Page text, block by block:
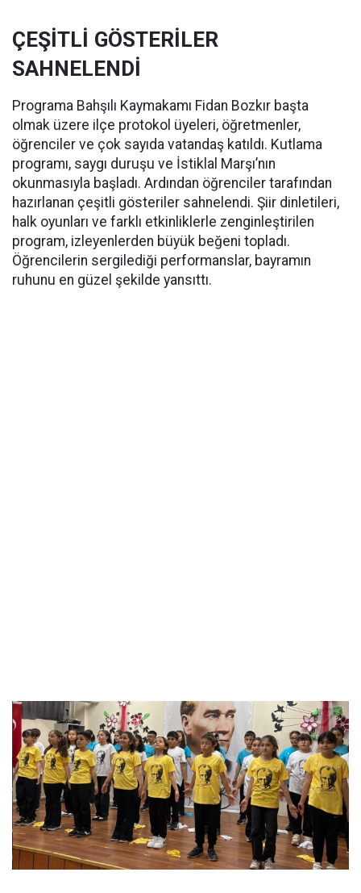
ÇEŞİTLİ GÖSTERİLER
SAHNELENDİ
Programa Bahşılı Kaymakamı Fidan Bozkır başta
olmak üzere ilçe protokol üyeleri, öğretmenler,
öğrenciler ve çok sayıda vatandaş katıldı. Kutlama
programı, saygı duruşu ve İstiklal Marşı’nın
okunmasıyla başladı. Ardından öğrenciler tarafından
hazırlanan çeşitli gösteriler sahnelendi. Şiir dinletileri,
halk oyunları ve farklı etkinliklerle zenginleştirilen
program, izleyenlerden büyük beğeni topladı.
Öğrencilerin sergilediği performanslar, bayramın
ruhunu en güzel şekilde yansıttı.